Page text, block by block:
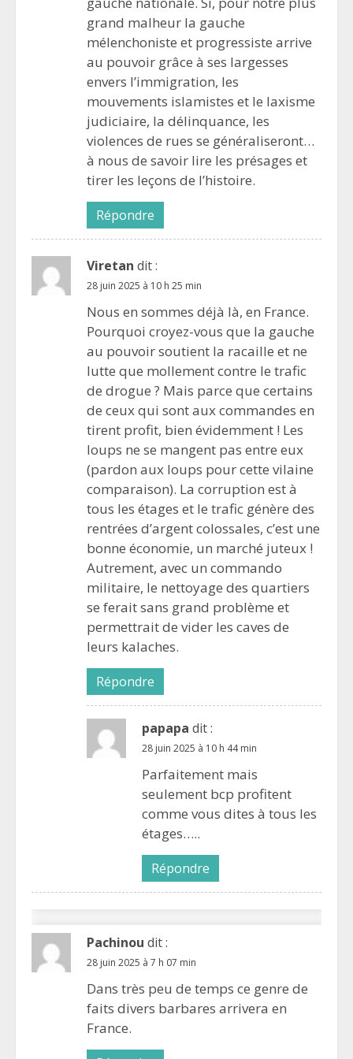
grand malheur la gauche
mélenchoniste et progressiste arrive
au pouvoir grâce à ses largesses
envers l’immigration, les
mouvements islamistes et le laxisme
judiciaire, la délinquance, les
violences de rues se généraliseront…
à nous de savoir lire les présages et
tirer les leçons de l’histoire.
Répondre
Viretan dit :
28 juin 2025 à 10 h 25 min
Nous en sommes déjà là, en France.
Pourquoi croyez-vous que la gauche
au pouvoir soutient la racaille et ne
lutte que mollement contre le trafic
de drogue ? Mais parce que certains
de ceux qui sont aux commandes en
tirent profit, bien évidemment ! Les
loups ne se mangent pas entre eux
(pardon aux loups pour cette vilaine
comparaison). La corruption est à
tous les étages et le trafic génère des
rentrées d’argent colossales, c’est une
bonne économie, un marché juteux !
Autrement, avec un commando
militaire, le nettoyage des quartiers
se ferait sans grand problème et
permettrait de vider les caves de
leurs kalaches.
Répondre
papapa dit :
28 juin 2025 à 10 h 44 min
Parfaitement mais
seulement bcp profitent
comme vous dites à tous les
étages…..
Répondre
Pachinou dit :
28 juin 2025 à 7 h 07 min
Dans très peu de temps ce genre de
faits divers barbares arrivera en
France.